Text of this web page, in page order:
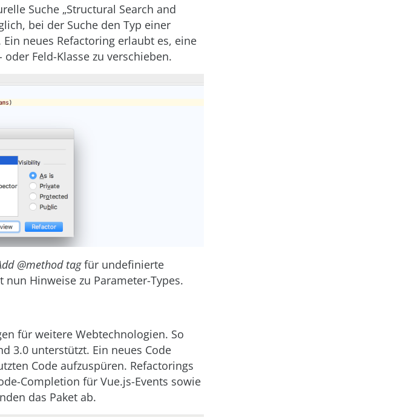
Suche „Structural Search and
bei der Suche den Typ einer
neues Refactoring erlaubt es, eine
Feld-Klasse zu verschieben.
@method tagfür undefinierte
nun Hinweise zu Parameter-Types.
für weitere Webtechnologien. So
3.0 unterstützt. Ein neues Code
Code aufzuspüren. Refactorings
Completion für Vue.js-Events sowie
das Paket ab.